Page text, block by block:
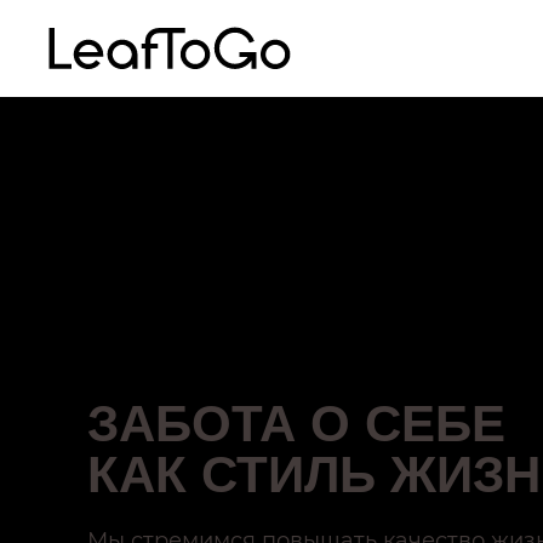
ЗАБОТА О СЕБЕ
КАК СТИЛЬ